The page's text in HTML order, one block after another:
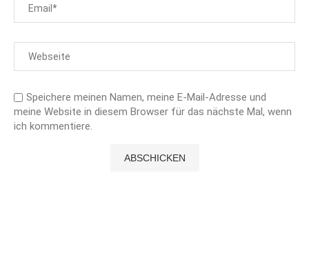
Speichere meinen Namen, meine E-Mail-Adresse und
meine Website in diesem Browser für das nächste Mal, wenn
ich kommentiere.